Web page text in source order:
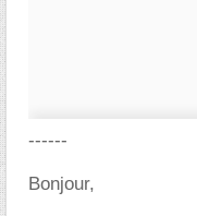
------
Bonjour,